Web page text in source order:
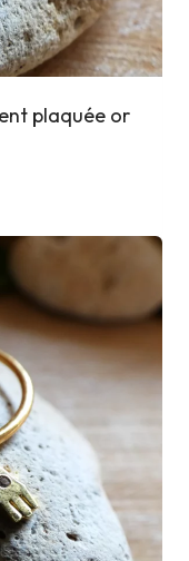
plaquée or